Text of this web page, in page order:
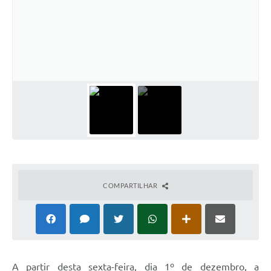
COMPARTILHAR
A partir desta sexta-feira, dia 1º de dezembro, a